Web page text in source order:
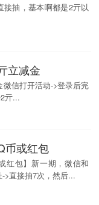
抽，基本啊都是2亓以
立减金
信打开活动->登录后完
亓...
币或红包
红包】新一期，微信和
>直接抽7次，然后...